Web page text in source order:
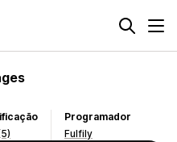
Programador
Fulfily